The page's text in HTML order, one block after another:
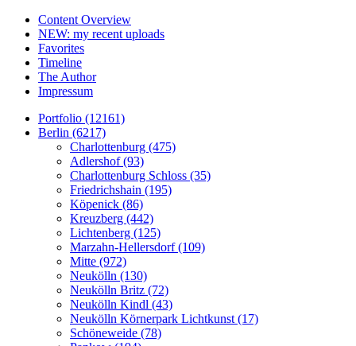
Content Overview
NEW: my recent uploads
Favorites
Timeline
The Author
Impressum
Portfolio (12161)
Berlin (6217)
Charlottenburg (475)
Adlershof (93)
Charlottenburg Schloss (35)
Friedrichshain (195)
Köpenick (86)
Kreuzberg (442)
Lichtenberg (125)
Marzahn-Hellersdorf (109)
Mitte (972)
Neukölln (130)
Neukölln Britz (72)
Neukölln Kindl (43)
Neukölln Körnerpark Lichtkunst (17)
Schöneweide (78)